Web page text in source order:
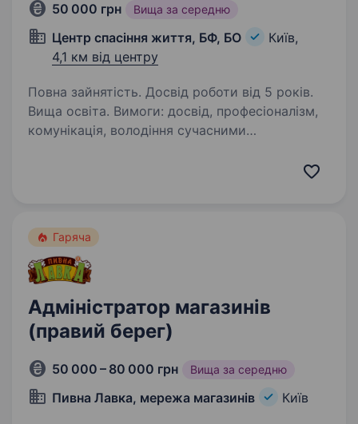
50 000 грн Вища за середню
Центр спасіння життя, БФ, БО
Київ,
4,1 км від центру
Повна зайнятість. Досвід роботи від 5 років.
Вища освіта. Вимоги: досвід, професіоналізм,
комунікація, володіння сучасними
Умови роботи: з 9−18 Обов’язки: організація
Гаряча
Адміністратор магазинів
(правий берег)
50 000 – 80 000 грн Вища за середню
Пивна Лавка, мережа магазинів Київ